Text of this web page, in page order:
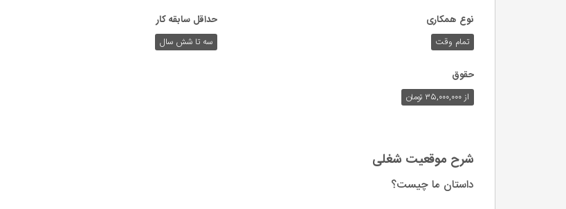
نوع همکاری
تمام وقت
حداقل سابقه کار
سه تا شش سال
حقوق
از ۳۵,۰۰۰,۰۰۰ تومان
شرح موقعیت شغلی
داستان ما چیست؟